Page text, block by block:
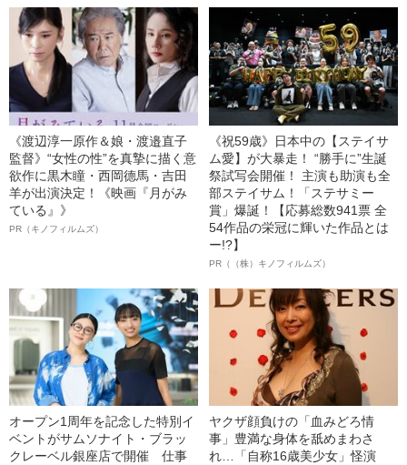
《渡辺淳一原作＆娘・渡邉直子
監督》“女性の性”を真摯に描く意
欲作に黒木瞳・西岡德馬・吉田
羊が出演決定！《映画『月がみ
ている』》
PR（キノフィルムズ）
《祝59歳》日本中の【ステイサ
ム愛】が大暴走！ “勝手に”生誕
祭試写会開催！ 主演も助演も全
部ステイサム！「ステサミー
賞」爆誕！【応募総数941票 全
54作品の栄冠に輝いた作品とは
ー!?】
PR（（株）キノフィルムズ）
オープン1周年を記念した特別イ
ベントがサムソナイト・ブラッ
クレーベル銀座店で開催 仕事
ヤクザ顔負けの「血みどろ情
事」豊満な身体を舐めまわさ
れ…「自称16歳美少女」怪演